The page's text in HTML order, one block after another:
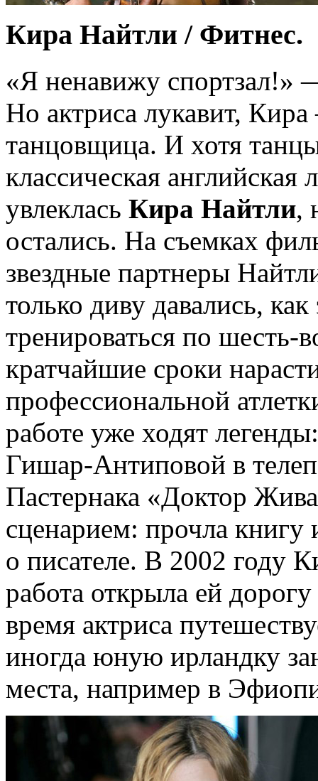
Кира Найтли / Фитнес.
«Я ненавижу спортзал!»
Но актриса лукавит,
танцовщица. И хотя
классическая английская
увлеклась Кира Найтли,
остались. На съемках
звездные партнеры
только диву давались,
тренироваться по шесть-
кратчайшие сроки
профессиональной
работе уже ходят
Гишар-Антиповой в
Пастернака «Доктор
сценарием: прочла
о писателе. В 2002 году
работа открыла ей
время актриса
иногда юную ирландку
места, например в